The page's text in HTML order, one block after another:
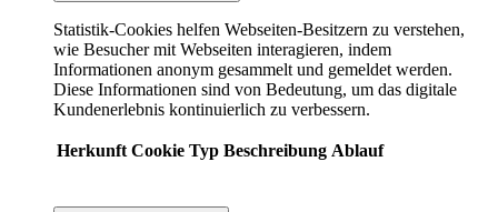
Statistik-Cookies helfen Webseiten-Besitzern zu verstehen,
wie Besucher mit Webseiten interagieren, indem
Informationen anonym gesammelt und gemeldet werden.
Diese Informationen sind von Bedeutung, um das digitale
Kundenerlebnis kontinuierlich zu verbessern.
Herkunft Cookie Typ Beschreibung Ablauf